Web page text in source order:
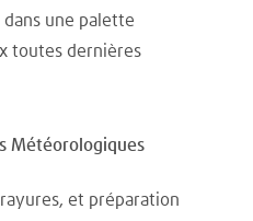
une palette
toutes dernières
Météorologiques
et préparation